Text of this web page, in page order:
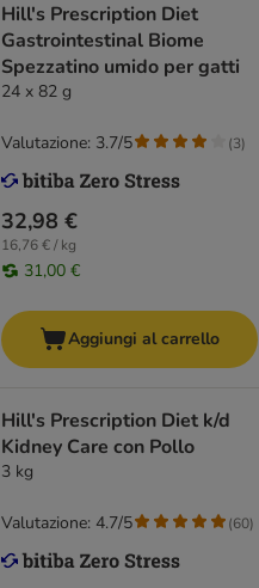
Hill's Prescription Diet
Gastrointestinal Biome
Spezzatino umido per gatti
24 x 82 g
32,98 €
16,76 € / kg
31,00 €
Valutazione: 3.7/5 (3)
Aggiungi al carrello
Hill's Prescription Diet k/d
Kidney Care con Pollo
3 kg
Valutazione: 4.7/5 (60)